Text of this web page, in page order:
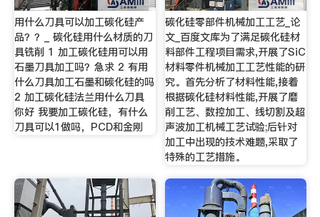
用什么刀具可以加工碳化硅产
品？？_ 碳化硅用什么材质的刀
具铣削 1 加工碳化硅用可以用
石墨刀具加工吗？急求 2 有用
什么刀具加工石墨和碳化硅的吗
2 加工碳化硅法兰用什么刀具
你好 我要加工碳化硅，有什么
刀具可以1做吗，PCD和金刚
碳化硅零部件机械加工工艺_论
文_百度文库为了满足碳化硅材
料部件工程项目需求,开展了SiC
材料零件机械加工工艺性能的研
究。首先分析了材料性能,接着
根据碳化硅材料性能,开展了磨
削工艺、数控加工、线切割及超
声波加工机械工艺试验;后针对
加工中出现的技术难题,采取了
特殊的工艺措施。